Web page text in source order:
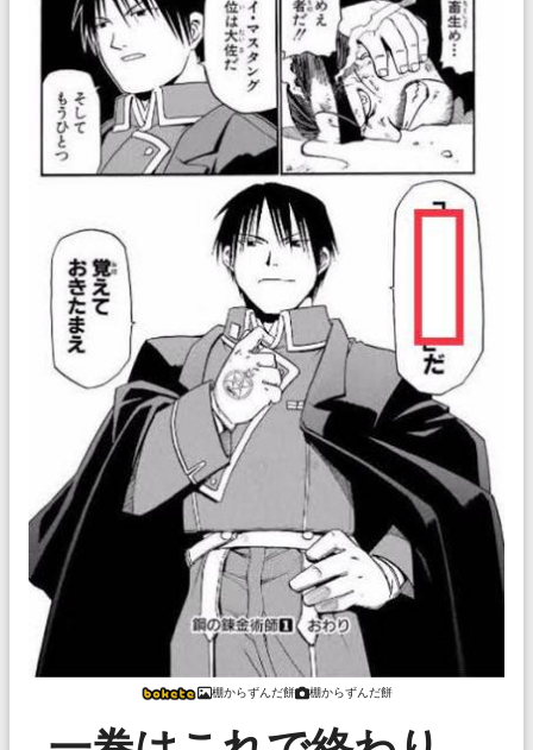
棚からずんだ餅 棚からずんだ餅